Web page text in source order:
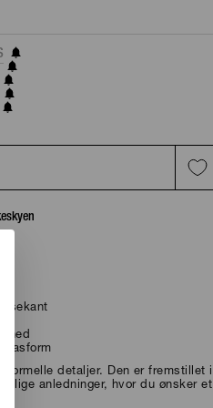
pasform
detaljer. Den er fremstillet i
anledninger, hvor du ønsker et